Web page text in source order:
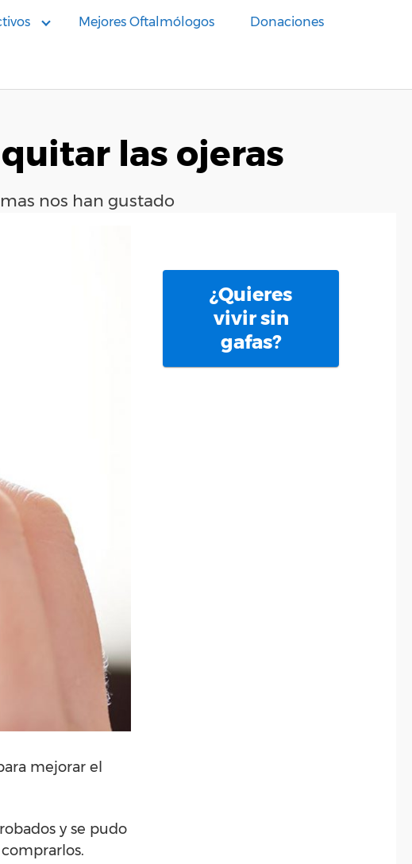
Mejores Oftalmólogos Donaciones
las ojeras
nos han gustado
mejorar el
y se pudo
¿Quieres
vivir sin
gafas?